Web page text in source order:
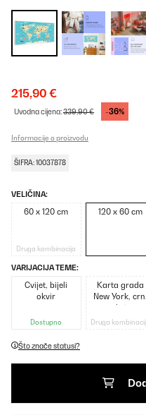
215,90 €
Uvodna cijena:339,90 € -36%
Informacije o proizvodu
ŠIFRA: 10037878
VELIČINA:
60 x 120 cm
Druga kombinacija
120 x 60 cm
VARIJACIJA TEME:
Cvijet, bijeli
okvir
Dostupno
Karta grada
New York,
okvir
Druga
Što znače statusi?